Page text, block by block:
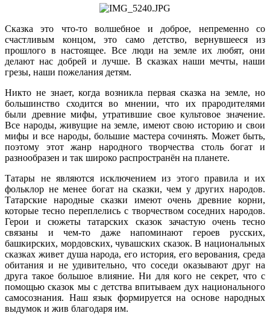
Сказка это что-то волшебное и доброе, непременно со
счастливым концом, это само детство, вернувшееся из
прошлого в настоящее. Все люди на земле их любят, они
делают нас добрей и лучше. В сказках наши мечты, наши
грезы, наши пожелания детям.
Никто не знает, когда возникла первая сказка на земле, но
большинство сходится во мнении, что их прародителями
были древние мифы, утратившие свое культовое значение.
Все народы, живущие на земле, имеют свою историю и свои
мифы и все народы, большие мастера сочинять. Может быть,
поэтому этот жанр народного творчества столь богат и
разнообразен и так широко распространён на планете.
Татары не являются исключением из этого правила и их
фольклор не менее богат на сказки, чем у других народов.
Татарские народные сказки имеют очень древние корни,
которые тесно переплелись с творчеством соседних народов.
Герои и сюжеты татарских сказок зачастую очень тесно
связаны и чем-то даже напоминают героев русских,
башкирских, мордовских, чувашских сказок. В национальных
сказках живет душа народа, его история, его верования, среда
обитания и не удивительно, что соседи оказывают друг на
друга такое большое влияние. Ни для кого не секрет, что с
помощью сказок мы с детства впитываем дух национального
самосознания. Наш язык формируется на основе народных
выдумок и жив благодаря им.